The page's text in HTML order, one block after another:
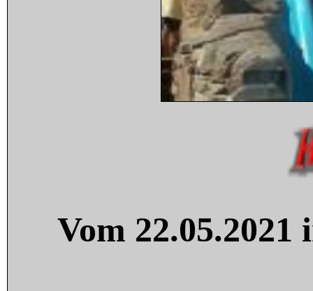
Vom